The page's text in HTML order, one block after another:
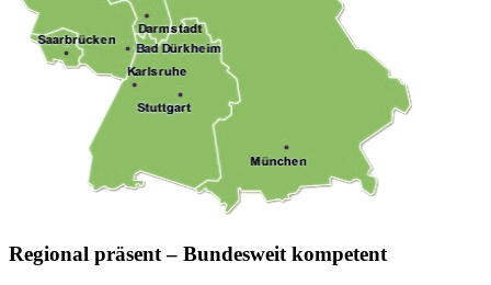
Regional präsent – Bundesweit kompetent